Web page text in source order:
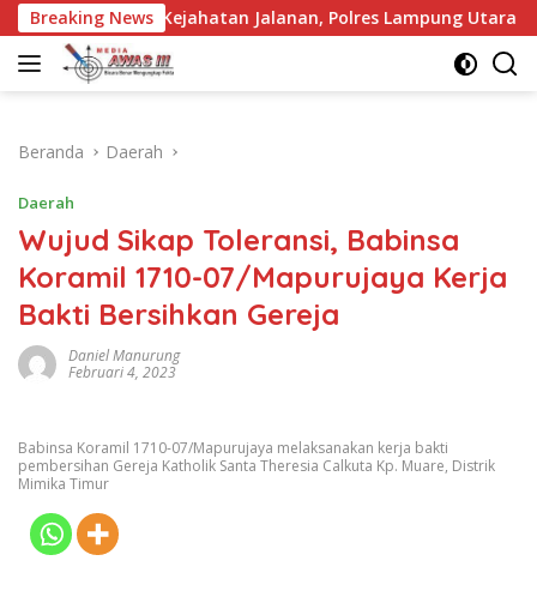
Langsung
ke
konten
Breaking News
Kejahatan Jalanan, Polres Lampung Utara Intensifkan
Beranda Daerah
Daerah
Wujud Sikap Toleransi, Babinsa
Koramil 1710-07/Mapurujaya Kerja
Bakti Bersihkan Gereja
Daniel Manurung
Februari 4, 2023
Babinsa Koramil 1710-07/Mapurujaya melaksanakan kerja bakti
pembersihan Gereja Katholik Santa Theresia Calkuta Kp. Muare, Distrik
Mimika Timur